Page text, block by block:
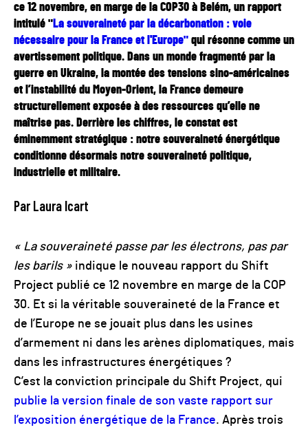
ce 12 novembre, en marge de la COP30 à Belém, un rapport
intitulé "La souveraineté par la décarbonation : voie
nécessaire pour la France et l'Europe" qui résonne comme un
avertissement politique. Dans un monde fragmenté par la
guerre en Ukraine, la montée des tensions sino-américaines
et l’instabilité du Moyen-Orient, la France demeure
structurellement exposée à des ressources qu’elle ne
maîtrise pas. Derrière les chiffres, le constat est
éminemment stratégique : notre souveraineté énergétique
conditionne désormais notre souveraineté politique,
industrielle et militaire.
Par Laura Icart
« La souveraineté passe par les électrons, pas par
les barils » indique le nouveau rapport du Shift
Project publié ce 12 novembre en marge de la COP
30. Et si la véritable souveraineté de la France et
de l’Europe ne se jouait plus dans les usines
d’armement ni dans les arènes diplomatiques, mais
dans les infrastructures énergétiques ?
C’est la conviction principale du Shift Project, qui
publie la version finale de son vaste rapport sur
l’exposition énergétique de la France. Après trois